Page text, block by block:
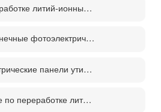
Предприятие по переработке литий-ионных аккумуляторов
Как переработать солнечные фотоэлектрические панели？
Солнечные фотоэлектрические панели утилизации машина цена
Комплексное решение по переработке литиевых батарей